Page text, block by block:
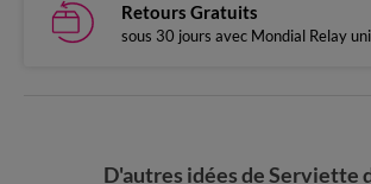
Retours Gratuits
sous 30 jours avec Mondial Relay
D'autres idées de Serviette